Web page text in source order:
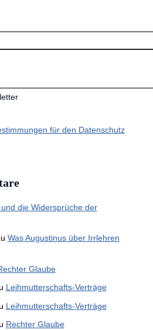
für den Datenschutz
die Widersprüche der
Was Augustinus über Irrlehren
Glaube
Leihmutterschafts-Verträge
Leihmutterschafts-Verträge
Rechter Glaube